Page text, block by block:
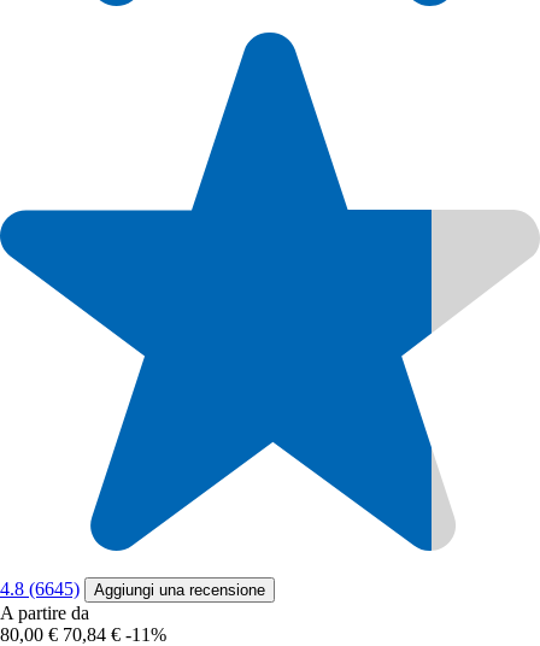
4.8 (6645) Aggiungi una recensione
A partire da
80,00 € 70,84 € -11%